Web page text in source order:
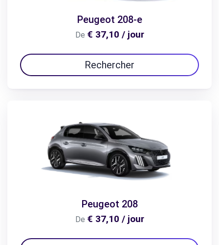
Peugeot 208-e
De € 37,10 / jour
Rechercher
Peugeot 208
De € 37,10 / jour